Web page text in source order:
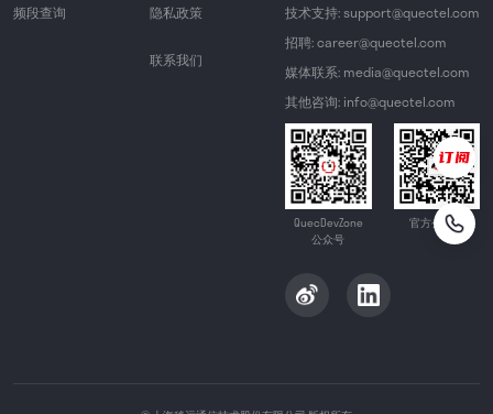
频段查询
隐私政策
联系我们
技术支持: support@quectel.com
招聘: career@quectel.com
媒体联系: media@quectel.com
其他咨询: info@quectel.com
QuecDevZone
公众号
官方公众号